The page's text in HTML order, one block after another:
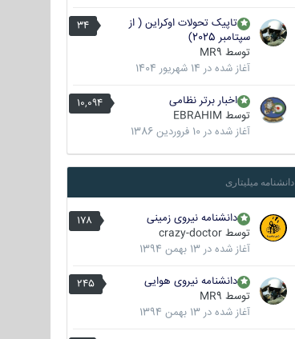
34
تاپیک تحولات اوکراین ( از
سپتامبر 2025)
توسط MR9
آغاز شده در 14 شهریور 1404
10,094
اخبار برتر نظامی
توسط EBRAHIM
آغاز شده در 10 فروردین 1386
دانشنامه میلیتاری
178
دانشنامه نیروی زمینی
توسط crazy-doctor
آغاز شده در 13 بهمن 1394
245
دانشنامه نیروی هوایی
توسط MR9
آغاز شده در 13 بهمن 1394